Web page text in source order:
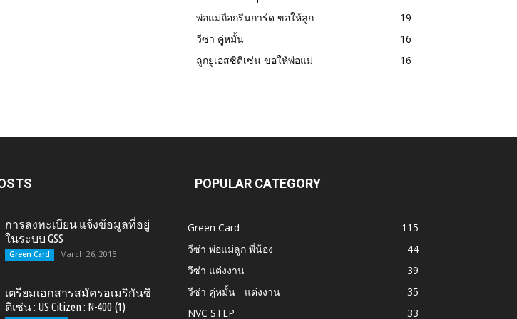
Citizen,
พ่อแม่ถือกรีนการ์ด ขอให้ลูก
19
วีซ่า คู่หมั้น
16
ลูกยูเอสซิติเซ่น ขอให้พ่อแม่
16
การลงทะเบียน แจ้งข้อมูลที่อยู่
ในระบบ GSS
Green Card March 26, 2015
เตรียมเอกสารสมัครอเมริกันซิ
ติเซ่น : US Citizen : N-400 (1)
POPULAR CATEGORY
Green Card
115
วีซ่า พ่อแม่ลูก พี่น้อง
44
วีซ่า แต่งงาน
39
วีซ่า คู่หมั้น - แต่งงาน
35
NVC STEP
33